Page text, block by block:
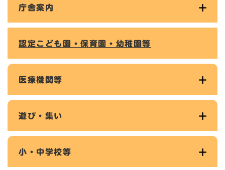
庁舎案内
認定こども園・保育園・幼稚園等
医療機関等
遊び・集い
小・中学校等